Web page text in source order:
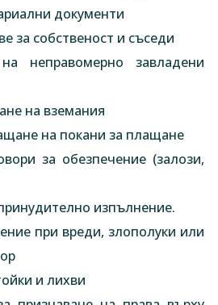
документи
за собственост и съседи
неправомерно завладени
на вземания
на покани за плащане
за обезпечение (залози,
изпълнение.
при вреди, злополуки или
и лихви